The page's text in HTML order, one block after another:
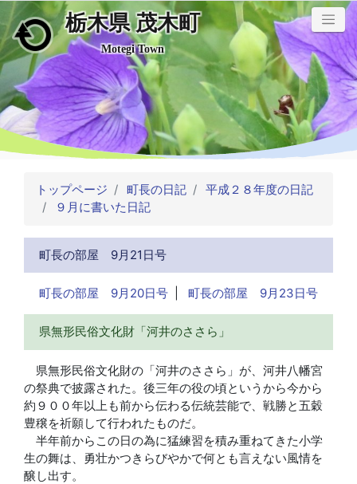
メインコンテンツにスキップ
栃木県 茂木町
Motegi Town
トップページ 町長の日記
平成２８年度の日記
９月に書いた日記
町長の部屋 9月21日号
町長の部屋 9月20日号 町長の部屋 9月23日号
県無形民俗文化財「河井のささら」
県無形民俗文化財の「河井のささら」が、河井八幡宮
の祭典で披露された。後三年の役の頃というから今から
約９００年以上も前から伝わる伝統芸能で、戦勝と五穀
豊穣を祈願して行われたものだ。
半年前からこの日の為に猛練習を積み重ねてきた小学
生の舞は、勇壮かつきらびやかで何とも言えない風情を
醸し出す。